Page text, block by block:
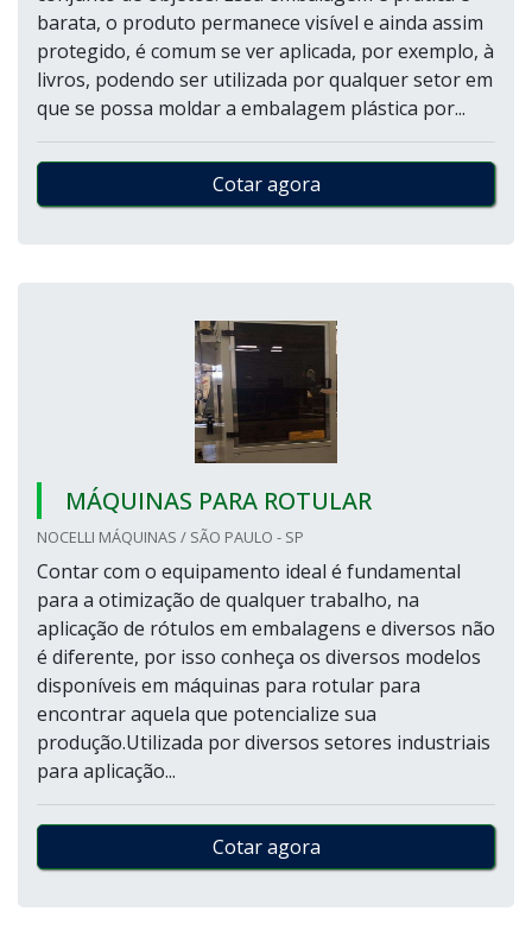
barata, o produto permanece visível e ainda assim
protegido, é comum se ver aplicada, por exemplo, à
livros, podendo ser utilizada por qualquer setor em
que se possa moldar a embalagem plástica por...
Cotar agora
MÁQUINAS PARA ROTULAR
NOCELLI MÁQUINAS / SÃO PAULO - SP
Contar com o equipamento ideal é fundamental
para a otimização de qualquer trabalho, na
aplicação de rótulos em embalagens e diversos não
é diferente, por isso conheça os diversos modelos
disponíveis em máquinas para rotular para
encontrar aquela que potencialize sua
produção.Utilizada por diversos setores industriais
para aplicação...
Cotar agora